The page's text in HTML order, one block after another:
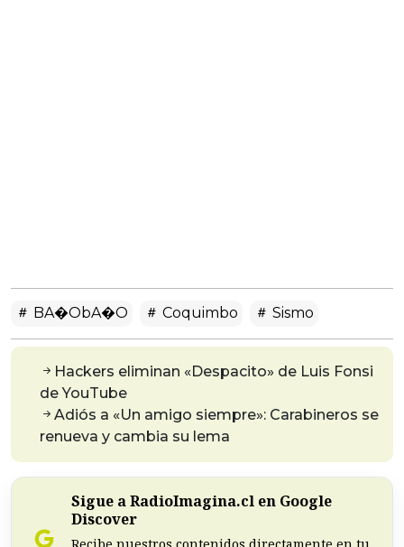
BA�obA�o Coquimbo Sismo
Hackers eliminan «Despacito» de Luis Fonsi
de YouTube
Adiós a «Un amigo siempre»: Carabineros se
renueva y cambia su lema
Sigue a RadioImagina.cl en Google
Discover